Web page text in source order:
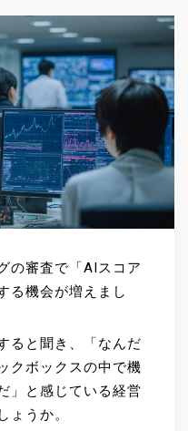
の審査で「AIスコア
る機会が増えまし
ると聞き、「なんだ
クボックスの中で機
」と感じている経営
ょうか。